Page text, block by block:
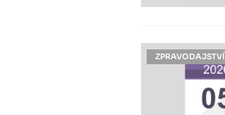
ZPRAVODAJSTVÍ